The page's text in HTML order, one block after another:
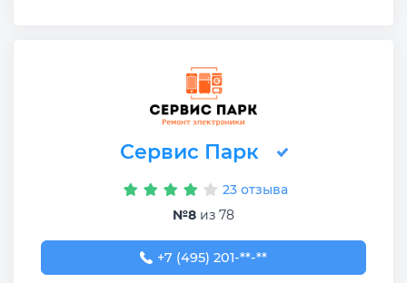
Сервис Парк
23 отзыва
№8 из 78
+7 (495) 201-12-24
+7 (495) 201-**-**